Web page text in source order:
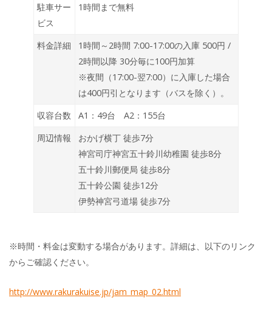
駐車サー
ビス
1時間まで無料
料金詳細
1時間～2時間 7:00-17:00の入庫 500円 /
2時間以降 30分毎に100円加算
※夜間（17:00-翌7:00）に入庫した場合
は400円引となります（バスを除く）。
収容台数
A1：49台 A2：155台
周辺情報
おかげ横丁 徒歩7分
神宮司庁神宮五十鈴川幼稚園 徒歩8分
五十鈴川郵便局 徒歩8分
五十鈴公園 徒歩12分
伊勢神宮弓道場 徒歩7分
※時間・料金は変動する場合があります。詳細は、以下のリンク
からご確認ください。
http://www.rakurakuise.jp/jam_map_02.html